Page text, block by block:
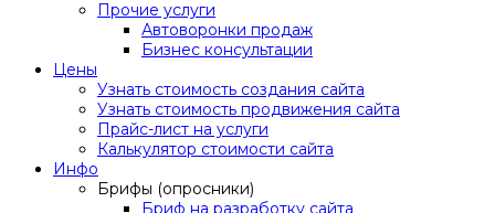
Прочие услуги
Автоворонки продаж
Бизнес консультации
Цены
Узнать стоимость создания сайта
Узнать стоимость продвижения сайта
Прайс-лист на услуги
Калькулятор стоимости сайта
Инфо
Брифы (опросники)
Бриф на разработку сайта